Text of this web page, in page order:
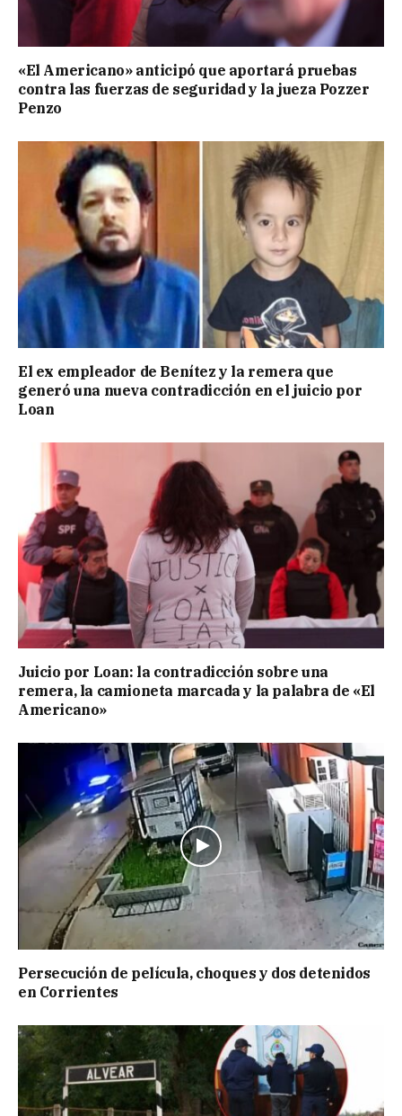
«El Americano» anticipó que aportará pruebas
contra las fuerzas de seguridad y la jueza Pozzer
Penzo
El ex empleador de Benítez y la remera que
generó una nueva contradicción en el juicio por
Loan
Juicio por Loan: la contradicción sobre una
remera, la camioneta marcada y la palabra de «El
Americano»
Persecución de película, choques y dos detenidos
en Corrientes